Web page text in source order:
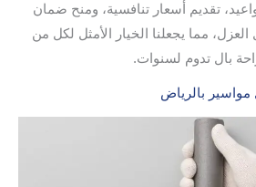
تقديم أسعار تنافسية، ومنح ضمان
مما يجعلنا الخيار الأمثل لكل من
بال تدوم لسنوات.
بالرياض